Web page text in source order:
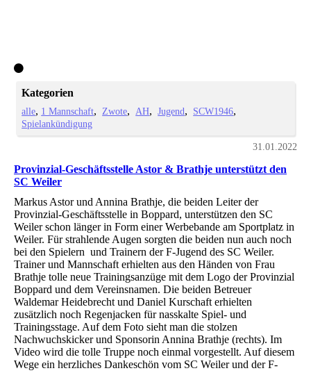
Kategorien
alle 1 Mannschaft Zwote AH Jugend
SCW1946
Spielankündigung
31.01.2022
Provinzial-Geschäftsstelle Astor & Brathje unterstützt den
SC Weiler
Markus Astor und Annina Brathje, die beiden Leiter der
Provinzial-Geschäftsstelle in Boppard, unterstützen den SC
Weiler schon länger in Form einer Werbebande am Sportplatz in
Weiler. Für strahlende Augen sorgten die beiden nun auch noch
bei den Spielern und Trainern der F-Jugend des SC Weiler.
Trainer und Mannschaft erhielten aus den Händen von Frau
Brathje tolle neue Trainingsanzüge mit dem Logo der Provinzial
Boppard und dem Vereinsnamen. Die beiden Betreuer
Waldemar Heidebrecht und Daniel Kurschaft erhielten
zusätzlich noch Regenjacken für nasskalte Spiel- und
Trainingsstage. Auf dem Foto sieht man die stolzen
Nachwuchskicker und Sponsorin Annina Brathje (rechts). Im
Video wird die tolle Truppe noch einmal vorgestellt. Auf diesem
Wege ein herzliches Dankeschön vom SC Weiler und der F-